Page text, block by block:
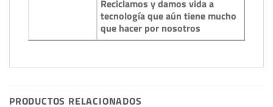
Reciclamos y damos vida a
tecnología que aún tiene mucho
que hacer por nosotros
PRODUCTOS RELACIONADOS